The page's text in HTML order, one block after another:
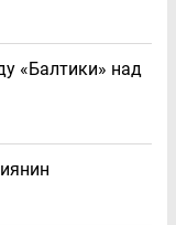
«Балтики» над